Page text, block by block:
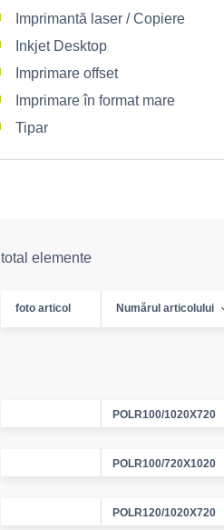
Imprimantă laser / Copiere
Inkjet Desktop
Imprimare offset
Imprimare în format mare
Tipar
total elemente
foto articol Numărul articolului
POLR100/1020X720
POLR100/720X1020
POLR120/1020X720